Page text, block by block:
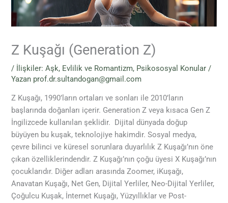
Z Kuşağı (Generation Z)
/ İlişkiler: Aşk, Evlilik ve Romantizm, Psikososyal Konular /
Yazan prof.dr.sultandogan@gmail.com
Z Kuşağı, 1990’ların ortaları ve sonları ile 2010’ların
başlarında doğanları içerir. Generation Z veya kısaca Gen Z
İngilizcede kullanılan şeklidir. Dijital dünyada doğup
büyüyen bu kuşak, teknolojiye hakimdir. Sosyal medya,
çevre bilinci ve küresel sorunlara duyarlılık Z Kuşağı’nın öne
çıkan özelliklerindendir. Z Kuşağı’nın çoğu üyesi X Kuşağı’nın
çocuklarıdır. Diğer adları arasında Zoomer, iKuşağı,
Anavatan Kuşağı, Net Gen, Dijital Yerliler, Neo-Dijital Yerliler,
Çoğulcu Kuşak, İnternet Kuşağı, Yüzyıllıklar ve Post-